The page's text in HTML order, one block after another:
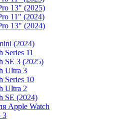
13" (2025)
11" (2024)
13" (2024)
(2024)
Series 11
SE 3 (2025)
Ultra 3
Series 10
Ultra 2
SE (2024)
Apple Watch
3